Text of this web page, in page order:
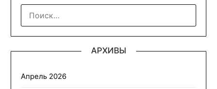
АРХИВЫ
Апрель 2026